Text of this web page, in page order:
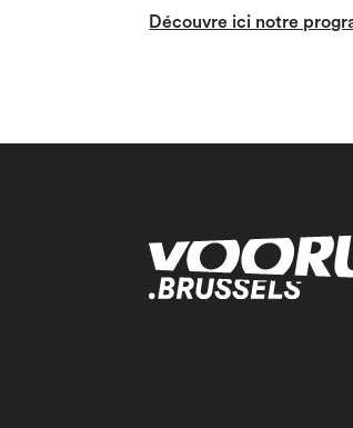
Découvre ici notre